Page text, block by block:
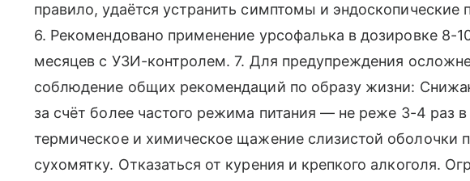
правило, удаётся устранить симптомы и эндоскопические
6. Рекомендовано применение урсофалька в дозировке 8-
месяцев с УЗИ-контролем. 7. Для предупреждения
соблюдение общих рекомендаций по образу жизни:
за счёт более частого режима питания — не реже 3-4 раз
термическое и химическое щажение слизистой оболочки
сухомятку. Отказаться от курения и крепкого алкоголя.